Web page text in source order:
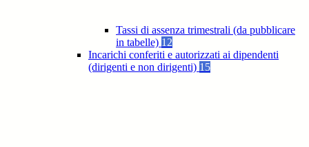
Tassi di assenza trimestrali (da pubblicare
in tabelle) 12
Incarichi conferiti e autorizzati ai dipendenti
(dirigenti e non dirigenti) 15